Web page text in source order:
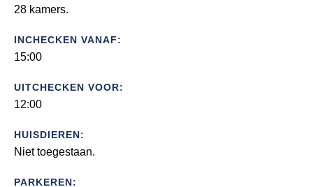
28 kamers.
INCHECKEN VANAF:
15:00
UITCHECKEN VOOR:
12:00
HUISDIEREN:
Niet toegestaan.
PARKEREN: